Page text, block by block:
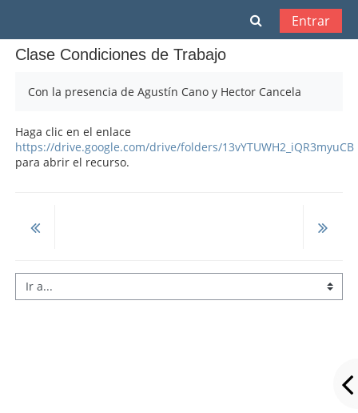
Selector de
Entrar
Clase Condiciones de Trabajo
Con la presencia de Agustín Cano y Hector Cancela
Haga clic en el enlace
https://drive.google.com/drive/folders/
para abrir el recurso.
Ir a...